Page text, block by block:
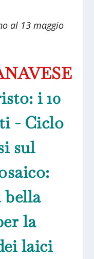
al 13 maggio
i 10
- Ciclo
sul
bella
la
laici